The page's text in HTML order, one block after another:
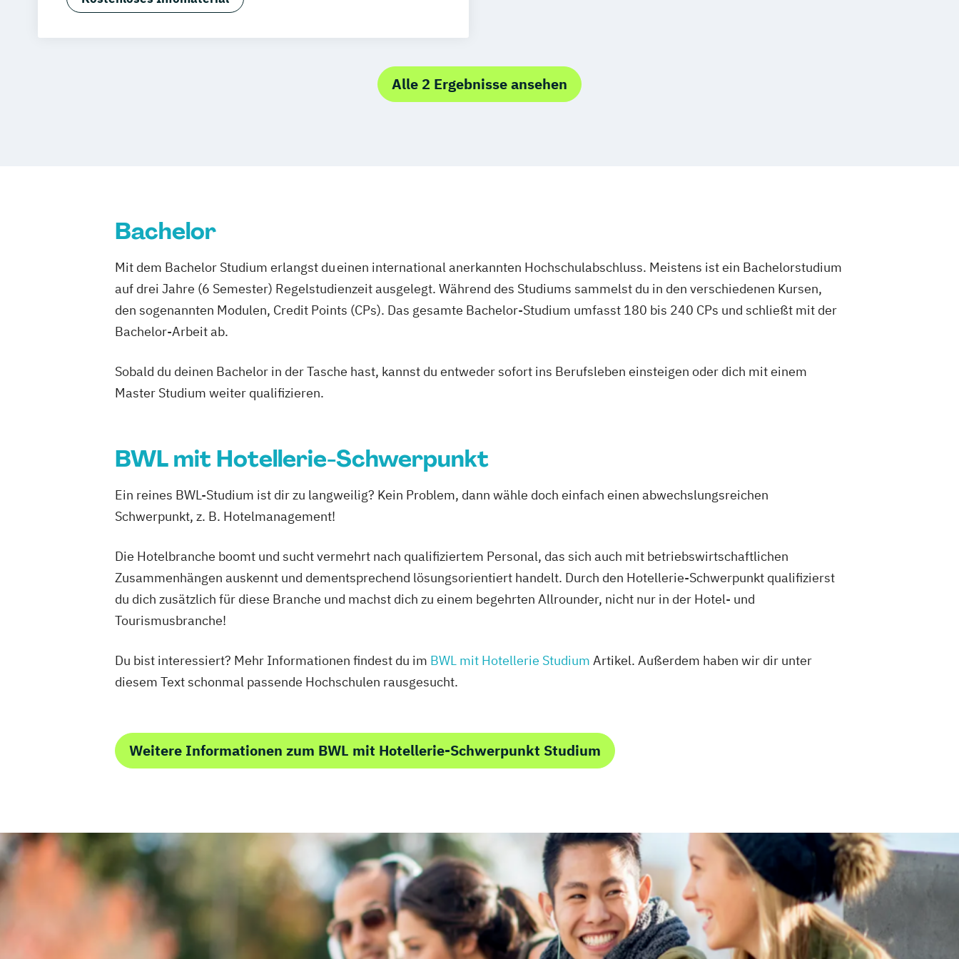
Trier Würzburg Chemnitz
Alle 2 Ergebnisse ansehen
Bachelor
Mit dem Bachelor Studium erlangst du einen international anerkannten Hochschulabschluss. Meistens ist ein Bachelorstudium
auf drei Jahre (6 Semester) Regelstudienzeit ausgelegt. Während des Studiums sammelst du in den verschiedenen Kursen,
den sogenannten Modulen, Credit Points (CPs). Das gesamte Bachelor-Studium umfasst 180 bis 240 CPs und schließt mit der
Bachelor-Arbeit ab.
Sobald du deinen Bachelor in der Tasche hast, kannst du entweder sofort ins Berufsleben einsteigen oder dich mit einem
Master Studium weiter qualifizieren.
BWL mit Hotellerie-Schwerpunkt
Ein reines BWL-Studium ist dir zu langweilig? Kein Problem, dann wähle doch einfach einen abwechslungsreichen
Schwerpunkt, z. B. Hotelmanagement!
Die Hotelbranche boomt und sucht vermehrt nach qualifiziertem Personal, das sich auch mit betriebswirtschaftlichen
Zusammenhängen auskennt und dementsprechend lösungsorientiert handelt. Durch den Hotellerie-Schwerpunkt qualifizierst
du dich zusätzlich für diese Branche und machst dich zu einem begehrten Allrounder, nicht nur in der Hotel- und
Tourismusbranche!
Du bist interessiert? Mehr Informationen findest du im BWL mit Hotellerie Studium Artikel. Außerdem haben wir dir unter
diesem Text schonmal passende Hochschulen rausgesucht.
Weitere Informationen zum BWL mit Hotellerie-Schwerpunkt Studium